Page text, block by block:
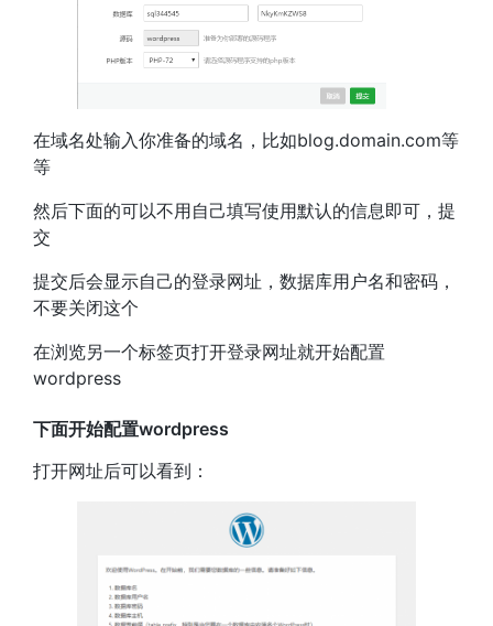
在域名处输入你准备的域名，比如blog.domain.com等
等
然后下面的可以不用自己填写使用默认的信息即可，提
交
提交后会显示自己的登录网址，数据库用户名和密码，
不要关闭这个
在浏览另一个标签页打开登录网址就开始配置
wordpress
下面开始配置wordpress
打开网址后可以看到：